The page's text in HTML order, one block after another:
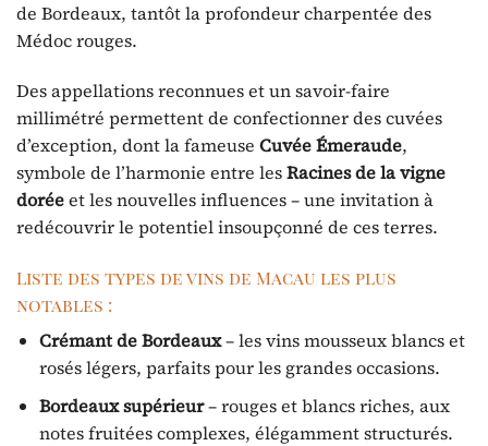
de Bordeaux, tantôt la profondeur charpentée des
Médoc rouges.
Des appellations reconnues et un savoir-faire
millimétré permettent de confectionner des cuvées
d’exception, dont la fameuse Cuvée Émeraude,
symbole de l’harmonie entre lesRacines de la vigne
doréeet les nouvelles influences – une invitation à
redécouvrir le potentiel insoupçonné de ces terres.
Liste des types de vins de Macau les plus
notables :
Crémant de Bordeaux– les vins mousseux blancs et
rosés légers, parfaits pour les grandes occasions.
Bordeaux supérieur– rouges et blancs riches, aux
notes fruitées complexes, élégamment structurés.